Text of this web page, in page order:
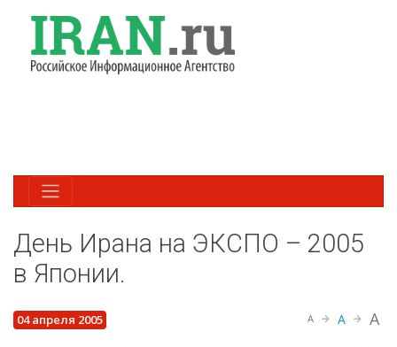
День Ирана на ЭКСПО – 2005
в Японии.
04 апреля 2005 A A A